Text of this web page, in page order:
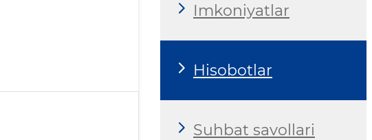
Imkoniyatlar
Hisobotlar
Suhbat savollari